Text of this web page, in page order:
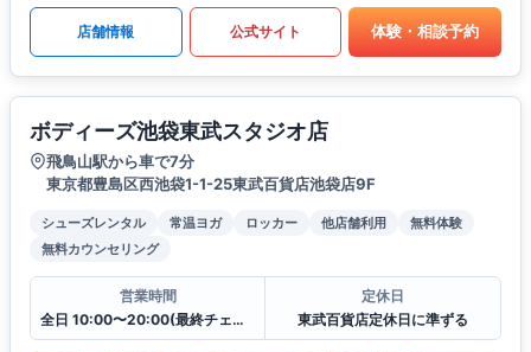
店舗情報 公式サイト 体験・相談予約
ボディーズ池袋東武スタジオ店
飛鳥山駅から車で7分
東京都豊島区西池袋1-1-25東武百貨店池袋店9F
シューズレンタル 常温ヨガ ロッカー 他店舗利用
無料体験
無料カウンセリング
営業時間
全日 10:00〜20:00(最終チェックイン19:30)
定休日
東武百貨店定休日に準ずる